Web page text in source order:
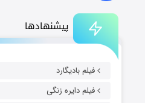
پیشنهادها
فیلم بادیگارد
فیلم دایره زنگی